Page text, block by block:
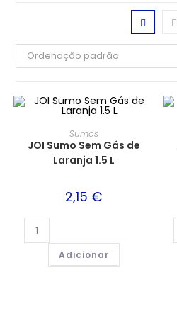
Ordenação padrão
Sumos
JOI Sumo Sem Gás de
Laranja 1.5 L
2,15 €
Adicionar